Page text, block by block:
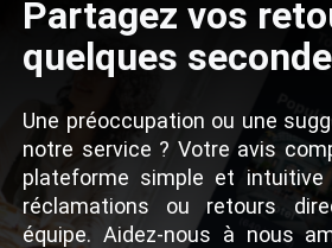
Partagez vos
quelques
Une préoccupation ou une
notre service ? Votre avis
plateforme simple et intuitive
réclamations ou retours
équipe. Aidez-nous à nous